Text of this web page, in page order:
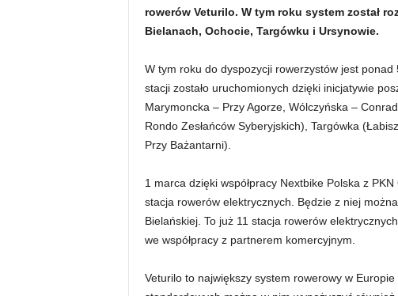
rowerów Veturilo. W tym roku system został
Bielanach, Ochocie, Targówku i Ursynowie.
W tym roku do dyspozycji rowerzystów jest
stacji zostało uruchomionych dzięki inicjatywie
Marymoncka – Przy Agorze, Wólczyńska –
Rondo Zesłańców Syberyjskich), Targówka
Przy Bażantarni).
1 marca dzięki współpracy Nextbike Polska z
stacja rowerów elektrycznych. Będzie z niej
Bielańskiej. To już 11 stacja rowerów
we współpracy z partnerem komercyjnym.
Veturilo to największy system rowerowy w